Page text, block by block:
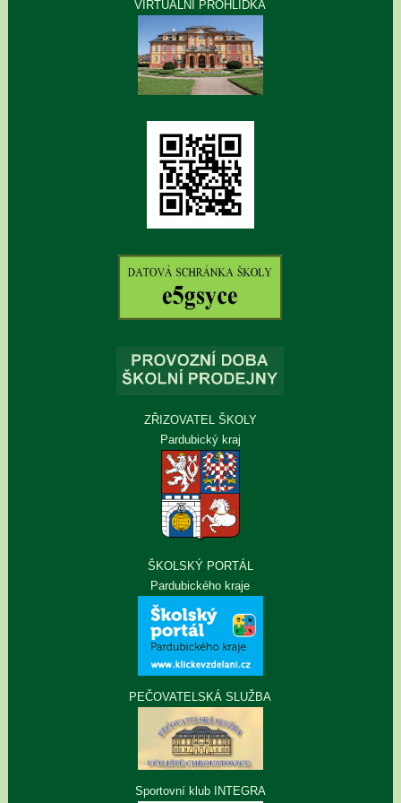
VIRTUÁLNÍ PROHLÍDKA
ZŘIZOVATEL ŠKOLY
Pardubický kraj
ŠKOLSKÝ PORTÁL
Pardubického kraje
PEČOVATELSKÁ SLUŽBA
Sportovní klub INTEGRA